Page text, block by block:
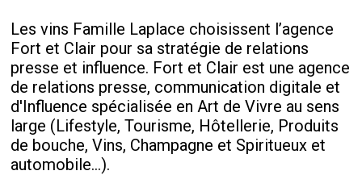
Les vins Famille Laplace choisissent l’agence
Fort et Clair pour sa stratégie de relations
presse et influence. Fort et Clair est une agence
de relations presse, communication digitale et
d'Influence spécialisée en Art de Vivre au sens
large (Lifestyle, Tourisme, Hôtellerie, Produits
de bouche, Vins, Champagne et Spiritueux et
automobile...).